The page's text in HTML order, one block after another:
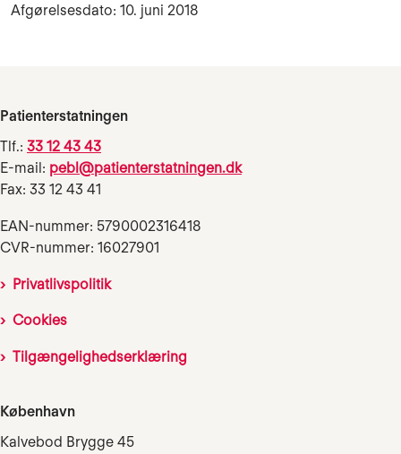
Afgørelsesdato: 10. juni 2018
Patienterstatningen
Tlf.: 33 12 43 43
E-mail: pebl@patienterstatningen.dk
Fax: 33 12 43 41
EAN-nummer: 5790002316418
CVR-nummer: 16027901
Privatlivspolitik
Cookies
Tilgængelighedserklæring
København
Kalvebod Brygge 45